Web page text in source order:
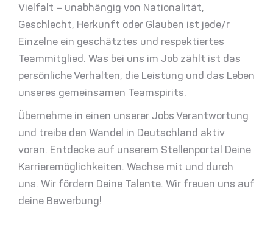
Vielfalt – unabhängig von Nationalität,
Geschlecht, Herkunft oder Glauben ist jede/r
Einzelne ein geschätztes und respektiertes
Teammitglied. Was bei uns im Job zählt ist das
persönliche Verhalten, die Leistung und das Leben
unseres gemeinsamen Teamspirits.
Übernehme in einen unserer Jobs Verantwortung
und treibe den Wandel in Deutschland aktiv
voran. Entdecke auf unserem Stellenportal Deine
Karrieremöglichkeiten. Wachse mit und durch
uns. Wir fördern Deine Talente. Wir freuen uns auf
deine Bewerbung!